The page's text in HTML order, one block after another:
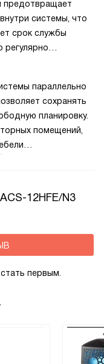
предотвращает
системы, что
срок службы
регулярно
сама
эффективной
параллельно
сохранять
планировку.
помещений,
12HFE/N3
первым.